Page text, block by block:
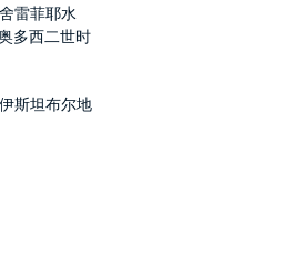
雷菲耶水
多西二世时
斯坦布尔地